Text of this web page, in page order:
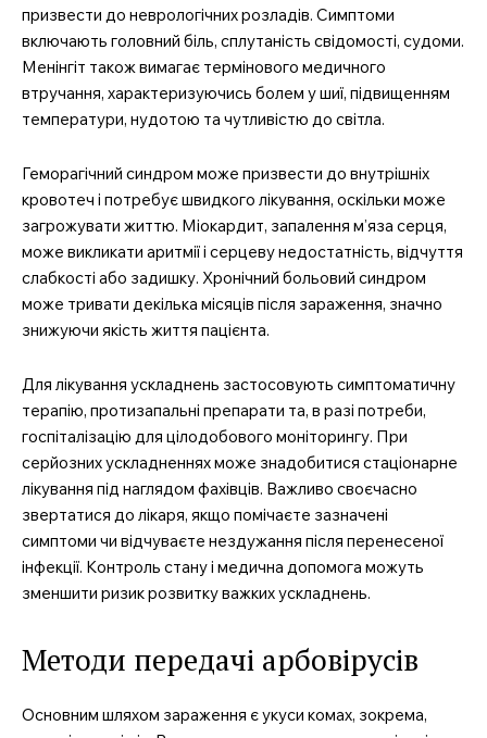
призвести до неврологічних розладів. Симптоми
включають головний біль, сплутаність свідомості, судоми.
Менінгіт також вимагає термінового медичного
втручання, характеризуючись болем у шиї, підвищенням
температури, нудотою та чутливістю до світла.
Геморагічний синдром може призвести до внутрішніх
кровотеч і потребує швидкого лікування, оскільки може
загрожувати життю. Міокардит, запалення м’яза серця,
може викликати аритмії і серцеву недостатність, відчуття
слабкості або задишку. Хронічний больовий синдром
може тривати декілька місяців після зараження, значно
знижуючи якість життя пацієнта.
Для лікування ускладнень застосовують симптоматичну
терапію, протизапальні препарати та, в разі потреби,
госпіталізацію для цілодобового моніторингу. При
серйозних ускладненнях може знадобитися стаціонарне
лікування під наглядом фахівців. Важливо своєчасно
звертатися до лікаря, якщо помічаєте зазначені
симптоми чи відчуваєте нездужання після перенесеної
інфекції. Контроль стану і медична допомога можуть
зменшити ризик розвитку важких ускладнень.
Методи передачі арбовірусів
Основним шляхом зараження є укуси комах, зокрема,